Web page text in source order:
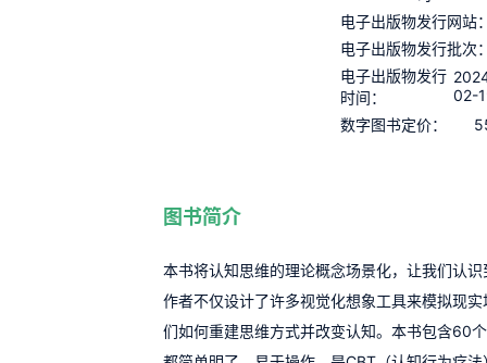
电子出版物发行网站
电子出版物发行批次
电子出版物发行
时间：
02-
数字图书定价：
图书简介
本书将认知思维的理论概念场景化，让我们认
作者不仅设计了许多视觉化想象工具来模拟现
们如何重建思维方式并改变认知。本书包含60